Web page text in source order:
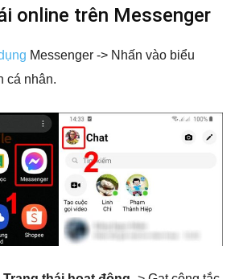
online trên Messenger
Messenger -> Nhấn vào biểu
cá nhân.